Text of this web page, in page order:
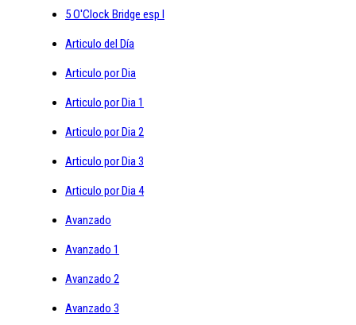
5 O'Clock Bridge esp I
Articulo del Día
Articulo por Dia
Articulo por Dia 1
Articulo por Dia 2
Articulo por Dia 3
Articulo por Dia 4
Avanzado
Avanzado 1
Avanzado 2
Avanzado 3